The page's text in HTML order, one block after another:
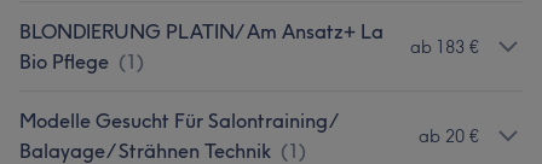
BLONDIERUNG PLATIN/ Am Ansatz+ La
Bio Pflege (1)
ab 183 €
Modelle Gesucht Für Salontraining/
Balayage/ Strähnen Technik (1)
ab 20 €